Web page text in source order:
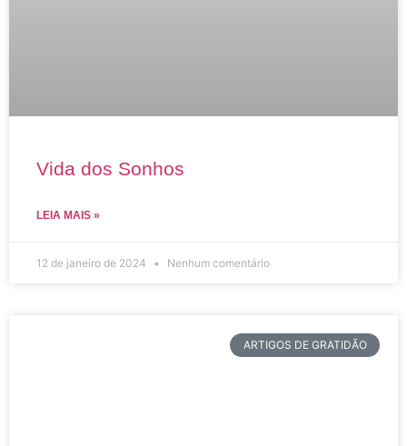
Vida dos Sonhos
LEIA MAIS »
12 de janeiro de 2024 Nenhum comentário
ARTIGOS DE GRATIDÃO